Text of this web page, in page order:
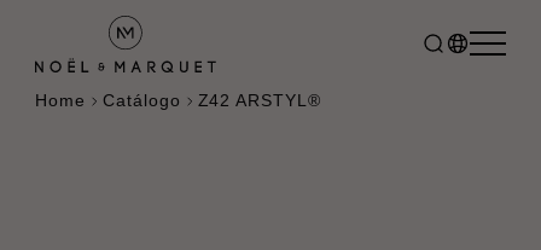
Home Catálogo Z42 ARSTYL®